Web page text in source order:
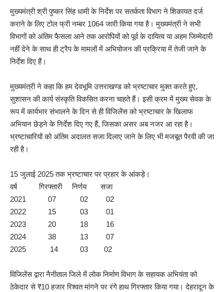
मुख्यमंत्री श्री पुष्कर सिंह धामी के निर्देश पर सतर्कता विभाग ने शिकायत दर्ज
कराने के लिए टोल फ्री नम्बर 1064 जारी किया गया है। मुख्यमंत्री ने सभी
विभागों को अंतिम फैसला आने तक आरोपियों को पूर्व के दायित्व या अहम जिम्मेदारी
नहीं देने के साथ ही ट्रैप के मामलों में अभियोजन की प्रक्रिया में तेजी जाने के
निर्देश दिए हैं।
मुख्यमंत्री ने कहा कि हम देवभूमि उत्तराखण्ड को भ्रष्टाचार मुक्त करते हुए,
सुशासन की कार्य संस्कृति विकसित करना चाहते हैं। इसी क्रम में मुख्य सेवक के
रूप में कार्यभार संभालने के दिन से ही विजिलेंस को भ्रष्टाचार के खिलाफ
अभियान छेड़ने के निर्देश दिए गए हैं, जिसका असर अब नजर आ रहा है।
भ्रष्टाचारियों को अंतिम अदालत सजा दिलाए जाने के लिए भी मजबूत पैरवी की जा
रही है।
15 जुलाई 2025 तक भ्रष्टाचार पर प्रहार के आंकड़े।
वर्ष गिरफ्तारी निर्णय सजा
2021 07 02 02
2022 15 03 01
2023 20 18 16
2024 38 13 07
2025 14 03 02
विजिलेंस द्वारा नैनीताल जिले में लोक निर्माण विभाग के सहायक अभियंता को
ठेकेदार से ₹10 हजार रिश्वत मांगने पर रंगे हाथ गिरफ्तार किया गया। देहरादून के